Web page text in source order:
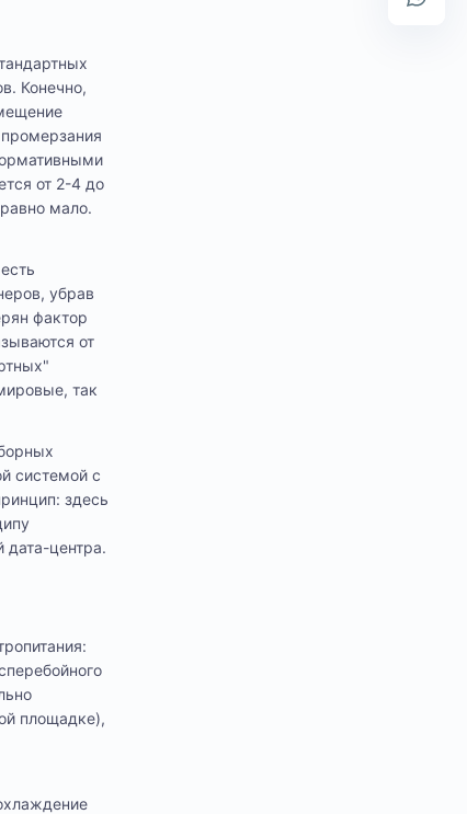
Конечно,
от 2-4 до
мало.
убрав
фактор
от
так
системой с
здесь
дата-центра.
площадке),